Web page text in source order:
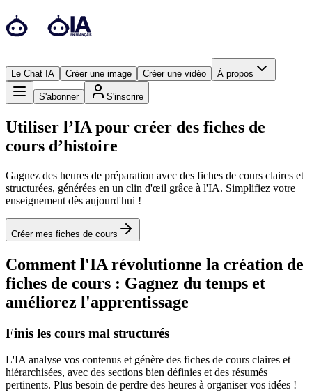
Le Chat IA Créer une image Créer une vidéo À propos
S'abonner S'inscrire
Utiliser l’IA pour créer des fiches de
cours d’histoire
Gagnez des heures de préparation avec des fiches de cours claires et
structurées, générées en un clin d'œil grâce à l'IA. Simplifiez votre
enseignement dès aujourd'hui !
Créer mes fiches de cours
Comment l'IA révolutionne la création de
fiches de cours : Gagnez du temps et
améliorez l'apprentissage
Finis les cours mal structurés
L'IA analyse vos contenus et génère des fiches de cours claires et
hiérarchisées, avec des sections bien définies et des résumés
pertinents. Plus besoin de perdre des heures à organiser vos idées !